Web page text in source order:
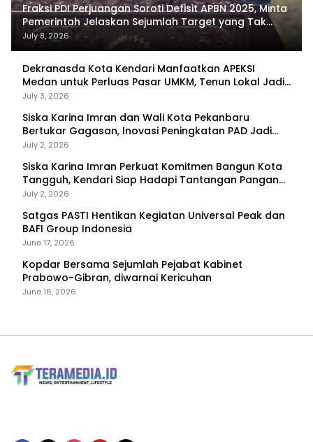
Fraksi PDI Perjuangan Soroti Defisit APBN 2025, Minta
Pemerintah Jelaskan Sejumlah Target yang Tak
Tercapai
July 8, 2026
Dekranasda Kota Kendari Manfaatkan APEKSI
Medan untuk Perluas Pasar UMKM, Tenun Lokal Jadi
Primadona
July 3, 2026
Siska Karina Imran dan Wali Kota Pekanbaru
Bertukar Gagasan, Inovasi Peningkatan PAD Jadi
Fokus Diskusi
July 2, 2026
Siska Karina Imran Perkuat Komitmen Bangun Kota
Tangguh, Kendari Siap Hadapi Tantangan Pangan
dan Bencana
July 2, 2026
Satgas PASTI Hentikan Kegiatan Universal Peak dan
BAFI Group Indonesia
June 17, 2026
Kopdar Bersama Sejumlah Pejabat Kabinet
Prabowo-Gibran, diwarnai Kericuhan
June 16, 2026